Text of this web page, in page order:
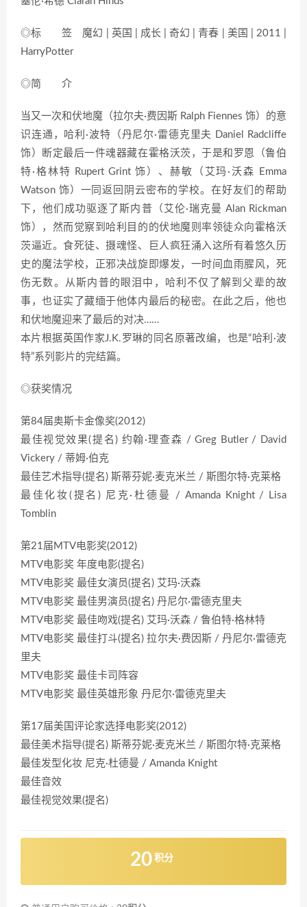
◎标 签 魔幻 | 英国 | 成长 | 奇幻 | 青春 | 美国 | 2011 |
HarryPotter
◎简 介
当又一次和伏地魔（拉尔夫·费因斯 Ralph Fiennes 饰）的意
识连通，哈利·波特（丹尼尔·雷德克里夫 Daniel Radcliffe
饰）断定最后一件魂器藏在霍格沃茨，于是和罗恩（鲁伯
特·格林特 Rupert Grint 饰）、赫敏（艾玛·沃森 Emma
Watson 饰）一同返回阴云密布的学校。在好友们的帮助
下，他们成功驱逐了斯内普（艾伦·瑞克曼 Alan Rickman
饰），然而觉察到哈利目的的伏地魔则率领徒众向霍格沃
茨逼近。食死徒、摄魂怪、巨人疯狂涌入这所有着悠久历
史的魔法学校，正邪决战旋即爆发，一时间血雨腥风，死
伤无数。从斯内普的眼泪中，哈利不仅了解到父辈的故
事，也证实了藏缅于他体内最后的秘密。在此之后，他也
和伏地魔迎来了最后的对决……
本片根据英国作家J.K.罗琳的同名原著改编，也是“哈利·波
特”系列影片的完结篇。
◎获奖情况
第84届奥斯卡金像奖(2012)
最佳视觉效果(提名) 约翰·理查森 / Greg Butler / David
Vickery / 蒂姆·伯克
最佳艺术指导(提名) 斯蒂芬妮·麦克米兰 / 斯图尔特·克莱格
最佳化妆(提名) 尼克·杜德曼 / Amanda Knight / Lisa
Tomblin
第21届MTV电影奖(2012)
MTV电影奖 年度电影(提名)
MTV电影奖 最佳女演员(提名) 艾玛·沃森
MTV电影奖 最佳男演员(提名) 丹尼尔·雷德克里夫
MTV电影奖 最佳吻戏(提名) 艾玛·沃森 / 鲁伯特·格林特
MTV电影奖 最佳打斗(提名) 拉尔夫·费因斯 / 丹尼尔·雷德克
里夫
MTV电影奖 最佳卡司阵容
MTV电影奖 最佳英雄形象 丹尼尔·雷德克里夫
第17届美国评论家选择电影奖(2012)
最佳美术指导(提名) 斯蒂芬妮·麦克米兰 / 斯图尔特·克莱格
最佳发型化妆 尼克·杜德曼 / Amanda Knight
最佳音效
最佳视觉效果(提名)
20 积分